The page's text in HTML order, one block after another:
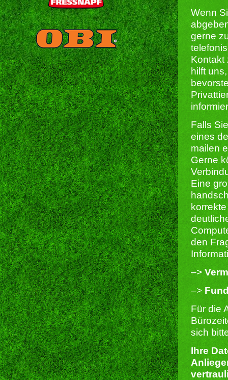
Wenn
gerne
Kontakt
hilft
Falls
eines
mailen
Gerne
Eine
den
–>
–>
Für die
sich
Ihre